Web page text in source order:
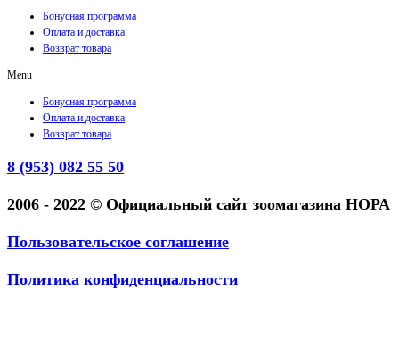
Бонусная программа
Оплата и доставка
Возврат товара
Menu
Бонусная программа
Оплата и доставка
Возврат товара
8 (953) 082 55 50
2006 - 2022 © Официальный сайт зоомагазина НОРА
Пользовательское соглашение
Политика конфиденциальности